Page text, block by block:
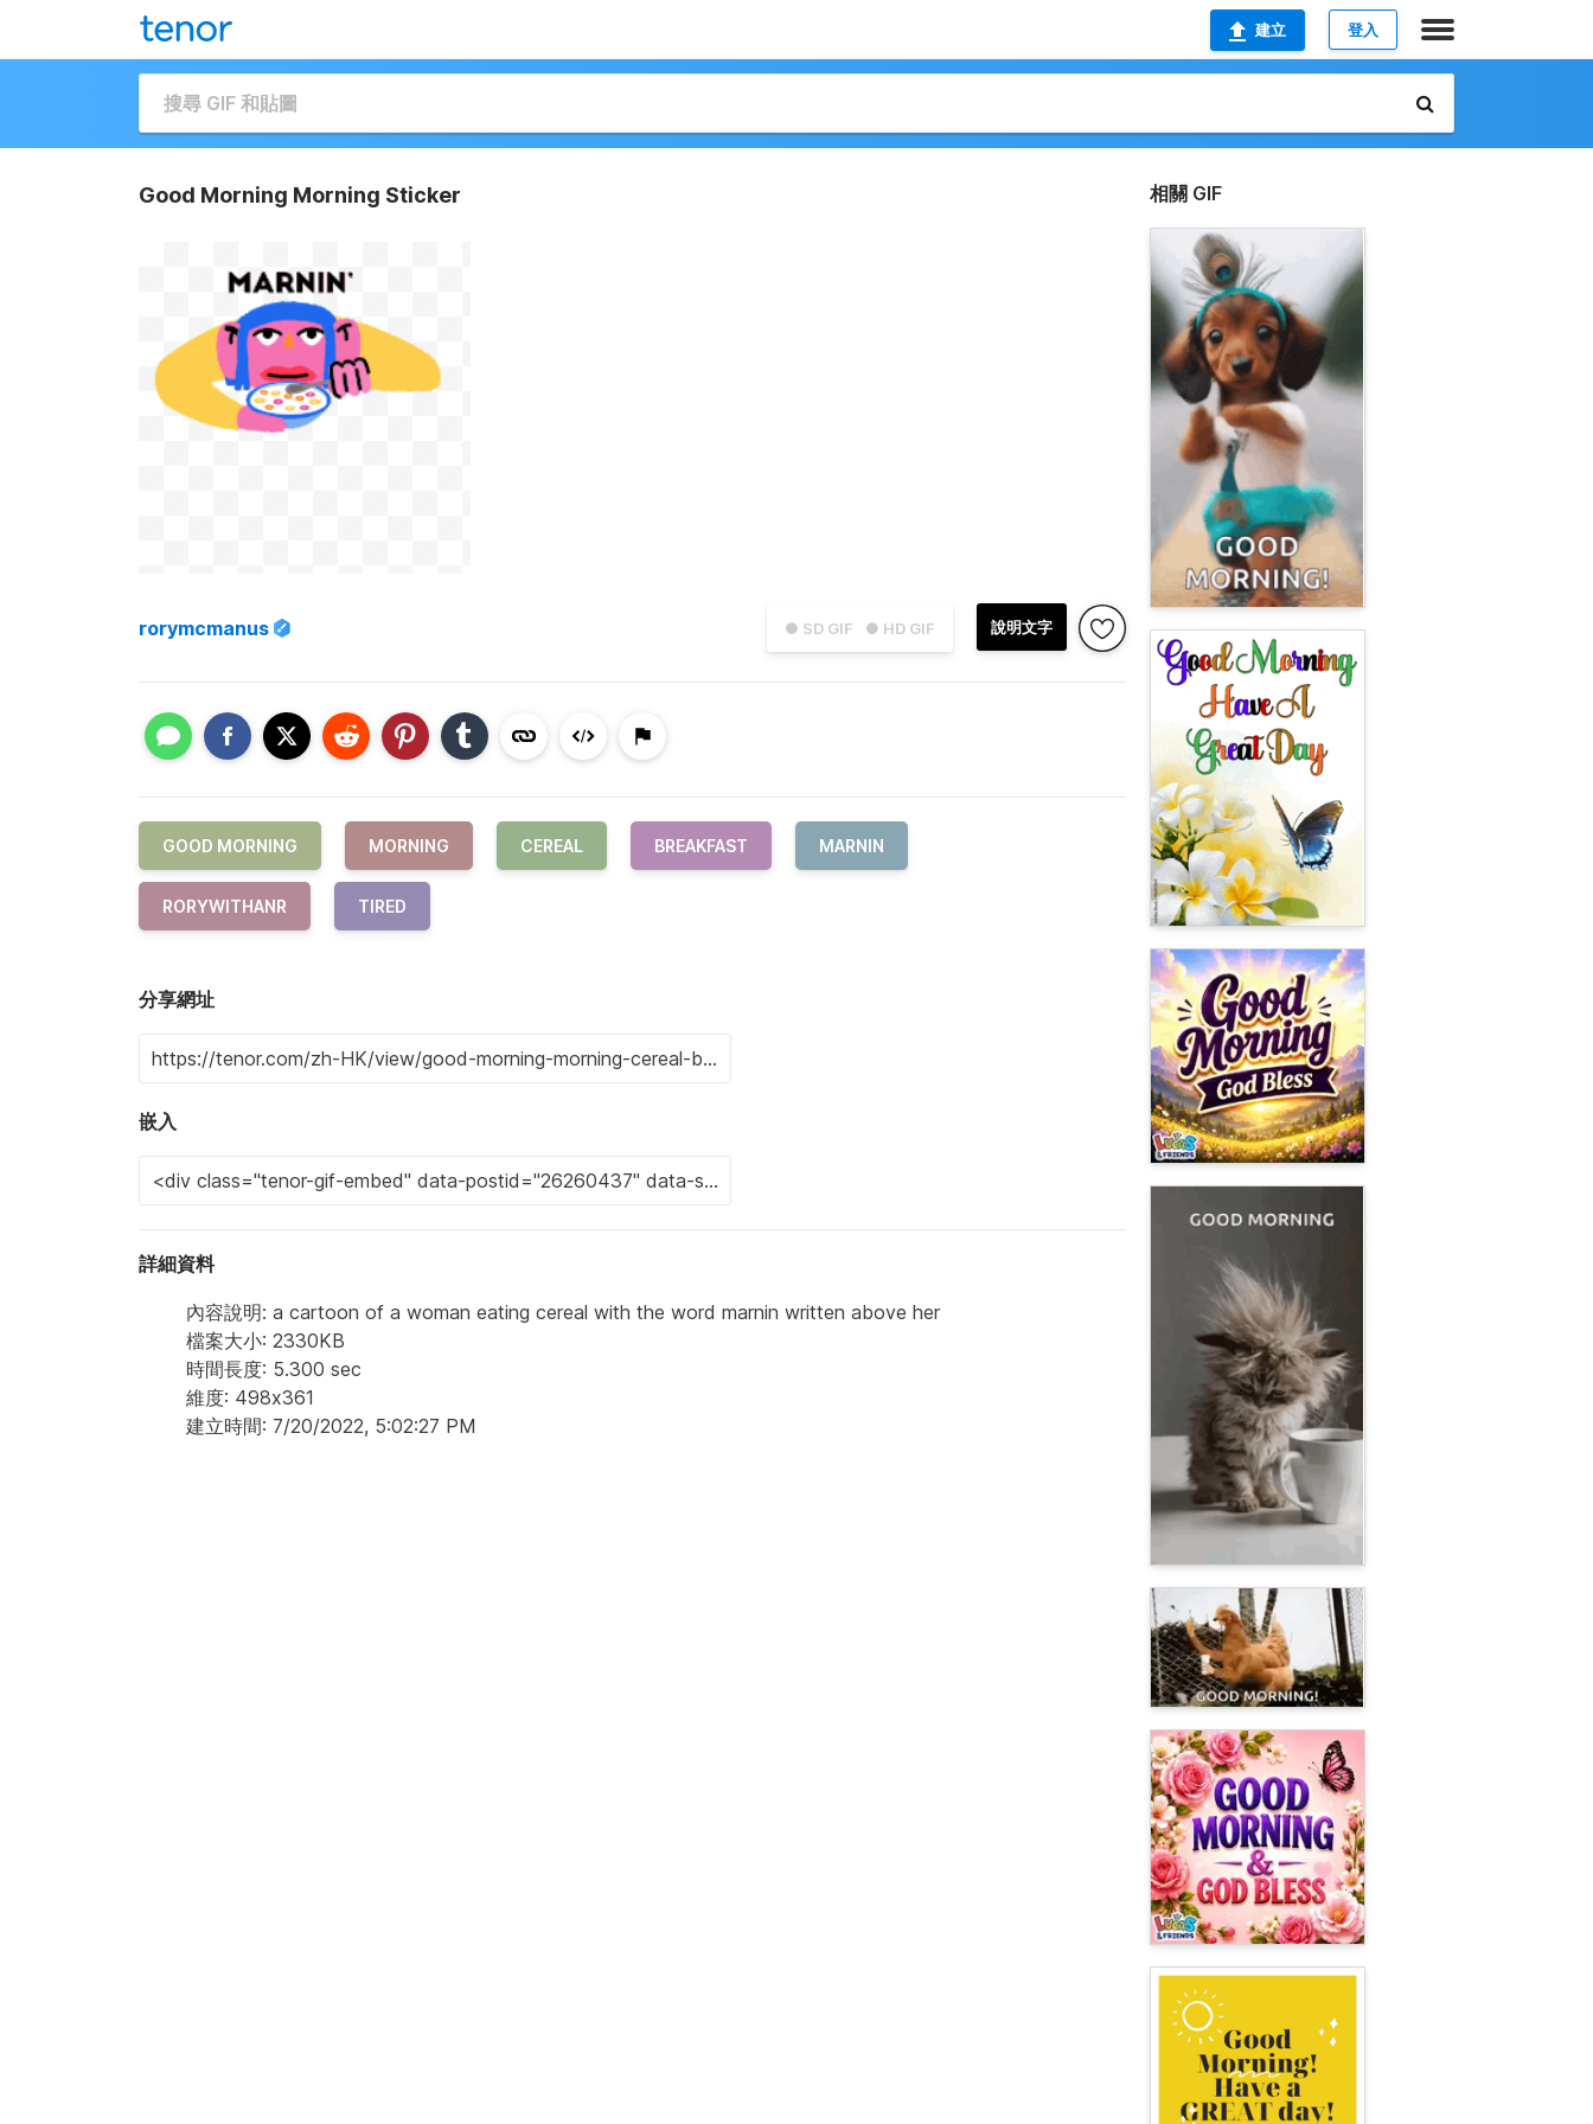
建立 登入
Good Morning Morning Sticker
● SD GIF ● HD GIF 說明文字
rorymcmanus
GOOD MORNING MORNING CEREAL BREAKFAST MARNIN
RORYWITHANR TIRED
分享網址
嵌入
詳細資料
內容說明: a cartoon of a woman eating cereal with the word marnin written above her
檔案大小: 2330KB
時間長度: 5.300 sec
維度: 498x361
建立時間: 7/20/2022, 5:02:27 PM
相關 GIF